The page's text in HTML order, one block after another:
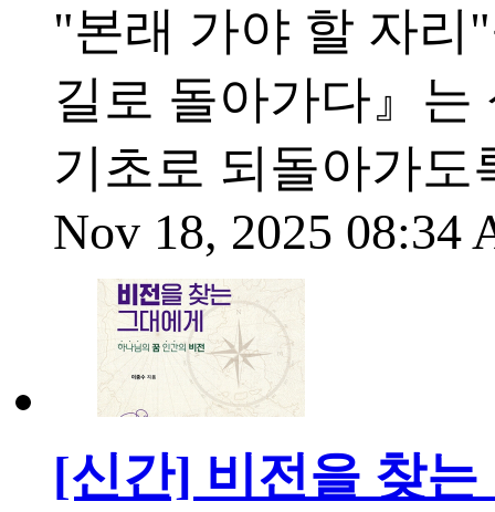
"본래 가야 할 자리
길로 돌아가다』
기초로 되돌아가
Nov 18, 2025 08:34
[신간] 비전을 찾는